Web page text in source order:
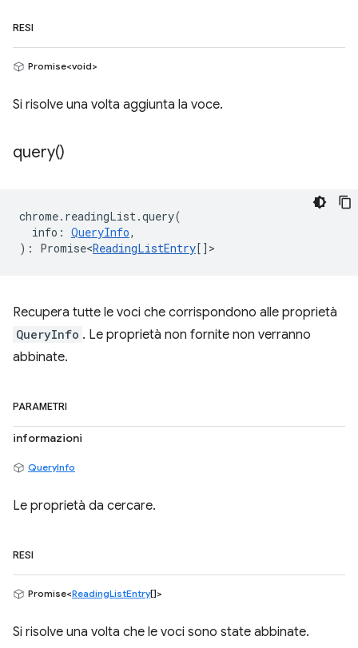
RESI
Promise<void>
Si risolve una volta aggiunta la voce.
query()
chrome. readingList .query(
info : QueryInfo,
) : Promise<ReadingListEntry[] >
Recupera tutte le voci che corrispondono alle proprietà
QueryInfo . Le proprietà non fornite non verranno
abbinate.
PARAMETRI
informazioni
QueryInfo
Le proprietà da cercare.
RESI
Promise<ReadingListEntry[]>
Si risolve una volta che le voci sono state abbinate.